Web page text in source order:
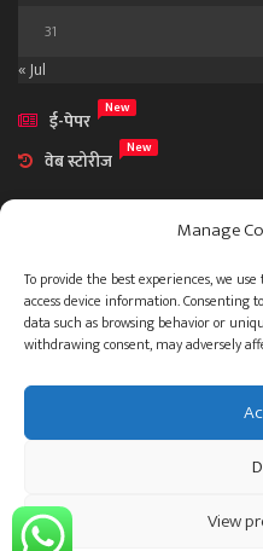
Manage
To provide the best experiences, we
access device information. Consenting
data such as browsing behavior or
withdrawing consent, may adversely
View
31
« Jul
ई-पेपर
New
वेब स्टोरीज New
आमच्या विषयी
संपर्क
© 2023 .